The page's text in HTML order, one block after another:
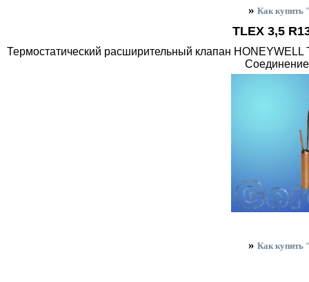
» Как купить
TLEX 3,5
Термостатический расширительный клапан
» Как купить